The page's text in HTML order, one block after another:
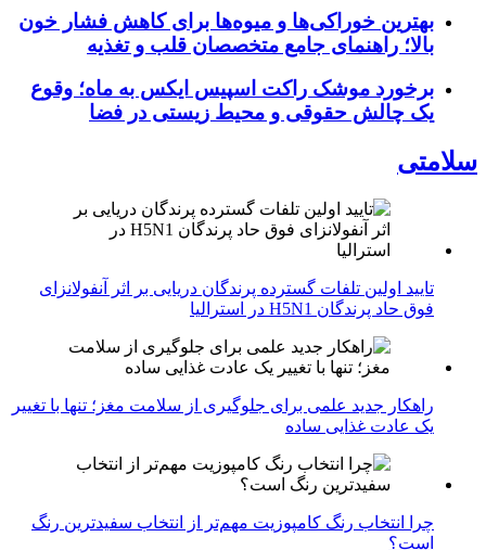
بهترین خوراکی‌ها و میوه‌ها برای کاهش فشار خون
بالا؛ راهنمای جامع متخصصان قلب و تغذیه
برخورد موشک راکت اسپیس ایکس به ماه؛ وقوع
یک چالش حقوقی و محیط زیستی در فضا
سلامتی
تایید اولین تلفات گسترده پرندگان دریایی بر اثر آنفولانزای
فوق حاد پرندگان H5N1 در استرالیا
راهکار جدید علمی برای جلوگیری از سلامت مغز؛ تنها با تغییر
یک عادت غذایی ساده
چرا انتخاب رنگ کامپوزیت مهم‌تر از انتخاب سفیدترین رنگ
است؟